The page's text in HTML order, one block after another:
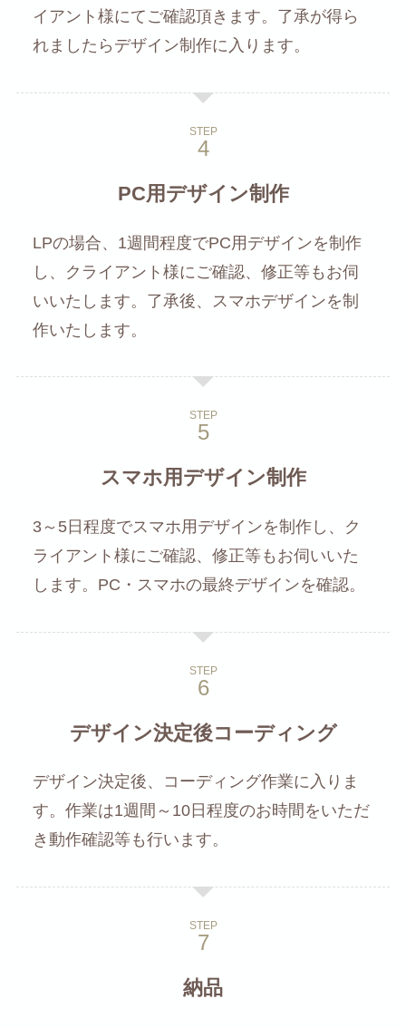
イアント様にてご確認頂きます。了承が得ら
れましたらデザイン制作に入ります。
STEP
PC用デザイン制作
LPの場合、1週間程度でPC用デザインを制作
し、クライアント様にご確認、修正等もお伺
いいたします。了承後、スマホデザインを制
作いたします。
STEP
スマホ用デザイン制作
3～5日程度でスマホ用デザインを制作し、ク
ライアント様にご確認、修正等もお伺いいた
します。PC・スマホの最終デザインを確認。
STEP
デザイン決定後コーディング
デザイン決定後、コーディング作業に入りま
す。作業は1週間～10日程度のお時間をいただ
き動作確認等も行います。
STEP
納品